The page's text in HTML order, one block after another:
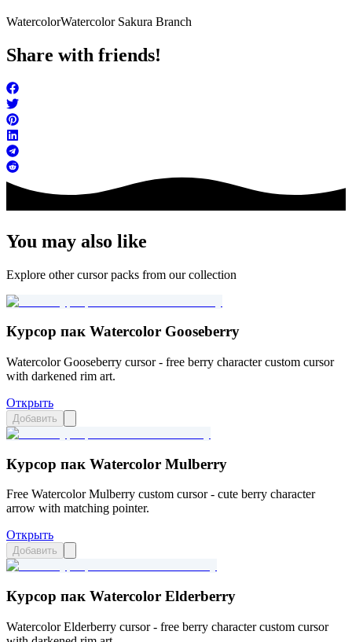
WatercolorWatercolor Sakura Branch
Share with friends!
You may also like
Explore other cursor packs from our collection
Курсор пак Watercolor Gooseberry
Watercolor Gooseberry cursor - free berry character custom cursor
with darkened rim art.
Открыть
Добавить
Курсор пак Watercolor Mulberry
Free Watercolor Mulberry custom cursor - cute berry character
arrow with matching pointer.
Открыть
Добавить
Курсор пак Watercolor Elderberry
Watercolor Elderberry cursor - free berry character custom cursor